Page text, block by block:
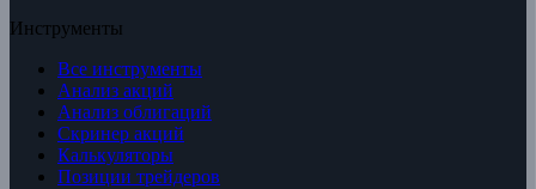
Инструменты
Все инструменты
Анализ акций
Анализ облигаций
Скринер акций
Калькуляторы
Позиции трейдеров